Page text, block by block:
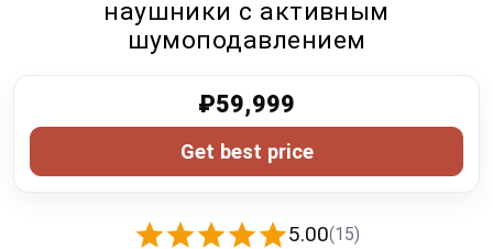
Global Price Tracker
Blog
наушники с активным
шумоподавлением
5.00(15)
₽59,999
Get best price